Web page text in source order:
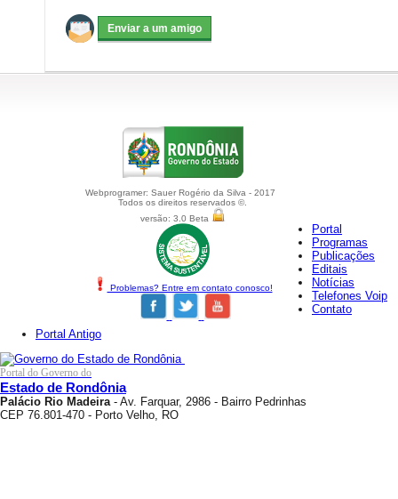
Webprogramer: Sauer Rogério da Silva - 2017
Todos os direitos reservados ©.
versão: 3.0 Beta
Problemas? Entre em contato conosco!
Portal
Programas
Publicações
Editais
Notícias
Telefones Voip
Contato
Portal Antigo
Portal do Governo do
Estado de Rondônia
Palácio Rio Madeira- Av. Farquar, 2986 - Bairro Pedrinhas
CEP 76.801-470 - Porto Velho, RO